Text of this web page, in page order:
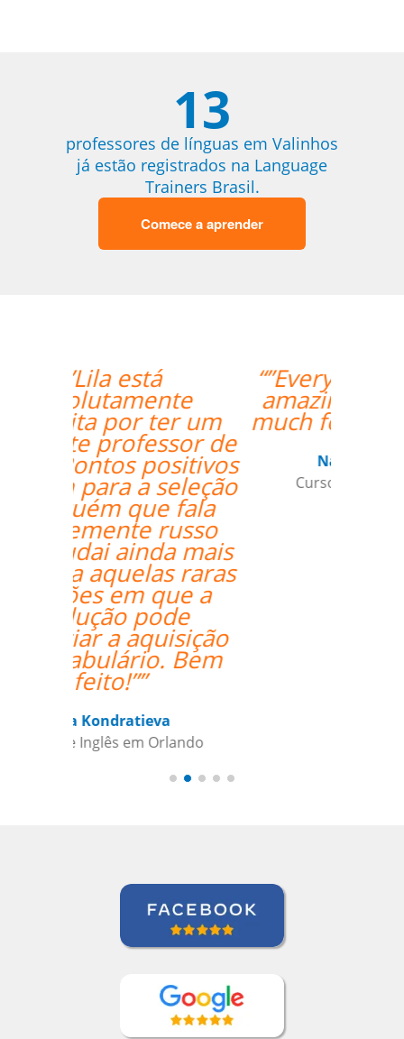
13
professores de línguas em Valinhos
já estão registrados na Language
Trainers Brasil.
Comece a aprender
“”Everything is going
amazing! Thanks so
much for your help!””
Nathan Miller
Curso de em Manaus